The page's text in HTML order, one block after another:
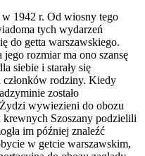
1942 r. Od wiosny tego
tych wydarzeń
do getta warszawskiego.
rozmiar ma ono szansę
siebie i starały się
członków rodziny. Kiedy
zostało
wywiezieni do obozu
Szoszany podzielili
im później znaleźć
w getcie warszawskim,